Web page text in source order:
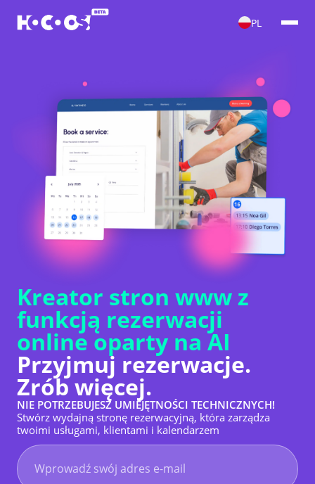
PL
Kreator stron www z
funkcją rezerwacji
online oparty na AI
Przyjmuj rezerwacje.
Zrób więcej.
NIE POTRZEBUJESZ UMIEJĘTNOŚCI TECHNICZNYCH!
Stwórz wydajną stronę rezerwacyjną, która zarządza
twoimi usługami, klientami i kalendarzem